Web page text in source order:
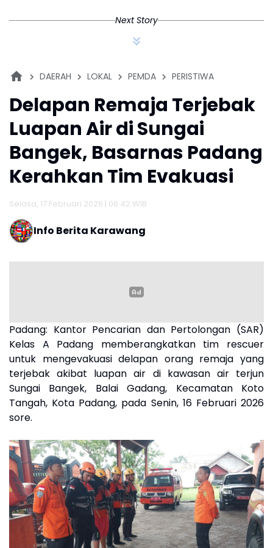
Semau
Next Story
DAERAH LOKAL PEMDA PERISTIWA
Delapan Remaja Terjebak
Luapan Air di Sungai
Bangek, Basarnas Padang
Kerahkan Tim Evakuasi
Selasa, 17 Februari 2026 | 06:42 WIB
Info Berita Karawang
Padang: Kantor Pencarian dan Pertolongan (SAR)
Kelas A Padang memberangkatkan tim rescuer
untuk mengevakuasi delapan orang remaja yang
terjebak akibat luapan air di kawasan air terjun
Sungai Bangek, Balai Gadang, Kecamatan Koto
Tangah, Kota Padang, pada Senin, 16 Februari 2026
sore.